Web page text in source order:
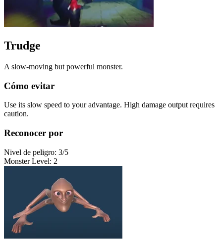
Trudge
A slow-moving but powerful monster.
Cómo evitar
Use its slow speed to your advantage. High damage output requires
caution.
Reconocer por
Nivel de peligro: 3/5
Monster Level: 2